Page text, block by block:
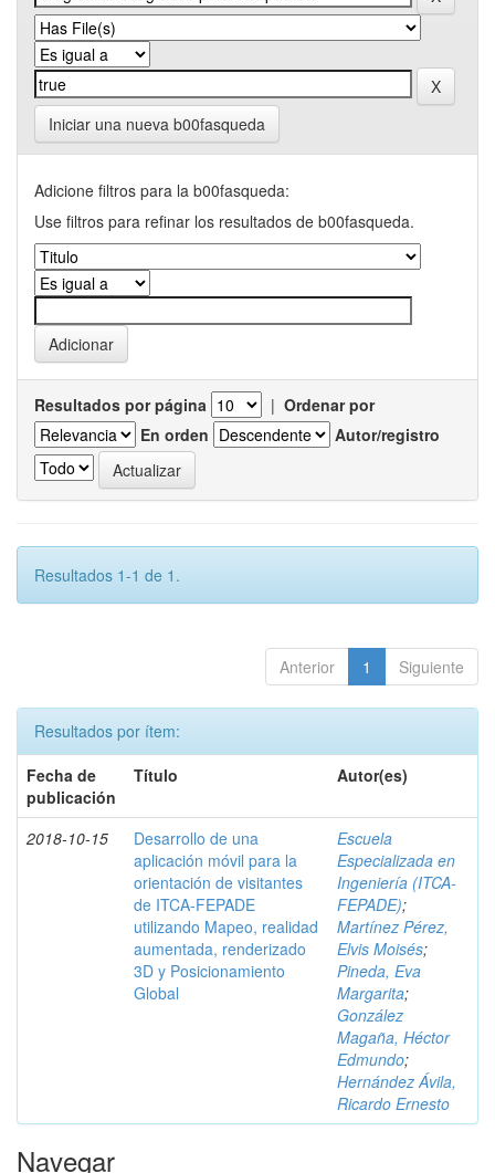
Iniciar una nueva b00fasqueda
Adicione filtros para la b00fasqueda:
Use filtros para refinar los resultados de b00fasqueda.
Resultados por página | Ordenar por
En orden
Autor/registro
Resultados 1-1 de 1.
Anterior 1 Siguiente
Resultados por ítem:
Fecha de
publicación
Título Autor(es)
2018-10-15
Desarrollo de una
aplicación móvil para la
orientación de visitantes
de ITCA-FEPADE
utilizando Mapeo, realidad
aumentada, renderizado
3D y Posicionamiento
Global
Escuela
Especializada en
Ingeniería (ITCA-
FEPADE);
Martínez Pérez,
Elvis Moisés;
Pineda, Eva
Margarita;
González
Magaña, Héctor
Edmundo;
Hernández Ávila,
Ricardo Ernesto
Navegar